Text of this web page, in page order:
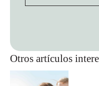
Otros artículos